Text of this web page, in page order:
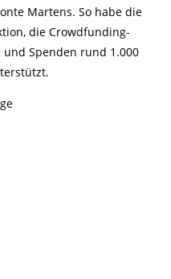
Martens. So habe die
die Crowdfunding-
Spenden rund 1.000